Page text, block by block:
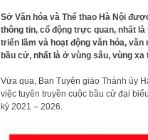
Sở Văn hóa và Thể thao Hà Nội
thông tin, cổ động trực quan, nhất
triển lãm và hoạt động văn hóa,
bầu cử, nhất là ở vùng sâu, vùng xa
Vừa qua, Ban Tuyên giáo Thành ủy
việc tuyên truyền cuộc bầu cử đại
kỳ 2021 – 2026.